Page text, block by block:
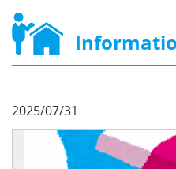
2025/07/31